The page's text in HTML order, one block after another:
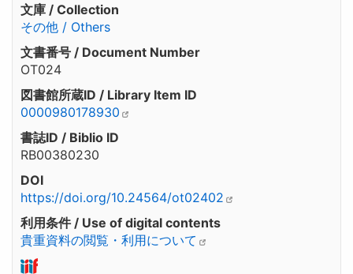
文庫 / Collection
その他 / Others
文書番号 / Document Number
OT024
図書館所蔵ID / Library Item ID
0000980178930
書誌ID / Biblio ID
RB00380230
DOI
https://doi.org/10.24564/ot02402
利用条件 / Use of digital contents
貴重資料の閲覧・利用について